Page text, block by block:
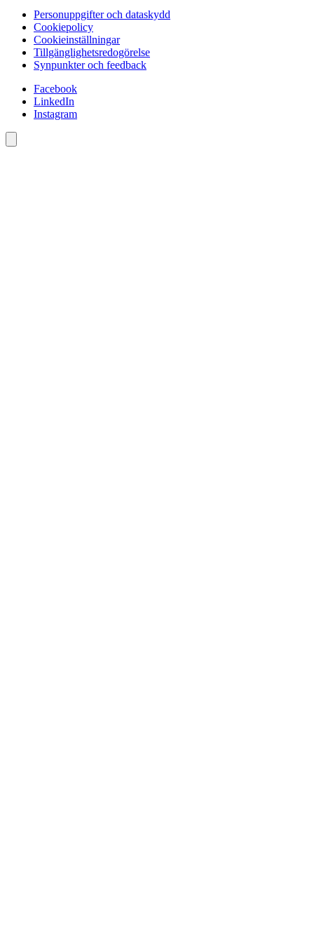
Personuppgifter och dataskydd
Cookiepolicy
Cookieinställningar
Tillgänglighetsredogörelse
Synpunkter och feedback
Facebook
LinkedIn
Instagram